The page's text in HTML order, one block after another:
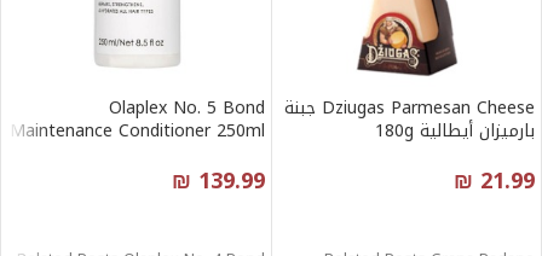
Dziugas Parmesan Cheese جبنة
بارميزان أيطالية 180g
₪ 21.99
Olaplex No. 5 Bond
Maintenance Conditioner 250ml
₪ 139.99